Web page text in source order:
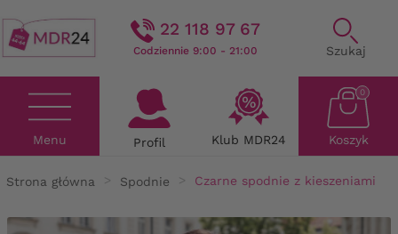
22 118 97 67
Codziennie 9:00 - 21:00 Szukaj
Menu Profil Klub MDR24 Koszyk
0
Strona główna Spodnie Czarne spodnie z kieszeniami